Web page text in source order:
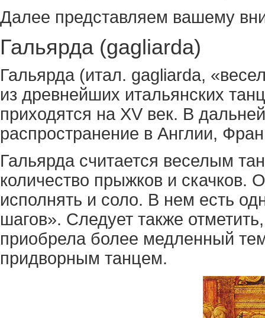
Далее представляем вашему
Гальярда (gagliarda)
Гальярда (итал. gagliarda,
из древнейших итальянских
приходятся на XV век. В
распространение в Англии,
Гальярда считается веселым
количество прыжков и скачков.
исполнять и соло. В нем есть
шагов». Следует также
приобрела более медленный
придворным танцем.